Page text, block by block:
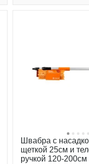
Швабра с
щеткой 25см и
ручкой 120-200см